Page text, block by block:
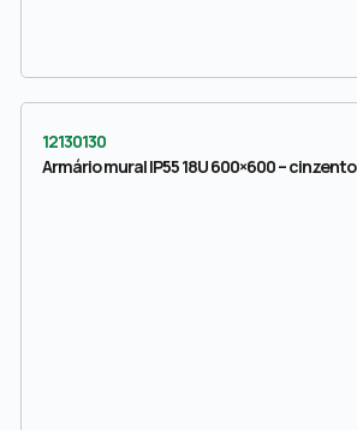
12130130
Armário mural IP55 18U 600×600 – cinzento